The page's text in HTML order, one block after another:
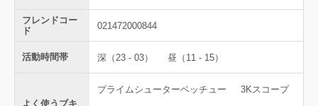
フレンドコー
ド
021472000844
活動時間帯 深（23 - 03） 昼（11 - 15）
よく使うブキ
プライムシューターベッチュー 3Kスコープ